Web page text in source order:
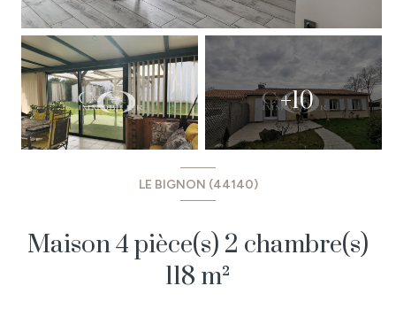
+10
LE BIGNON (44140)
Maison 4 pièce(s) 2 chambre(s)
118 m²